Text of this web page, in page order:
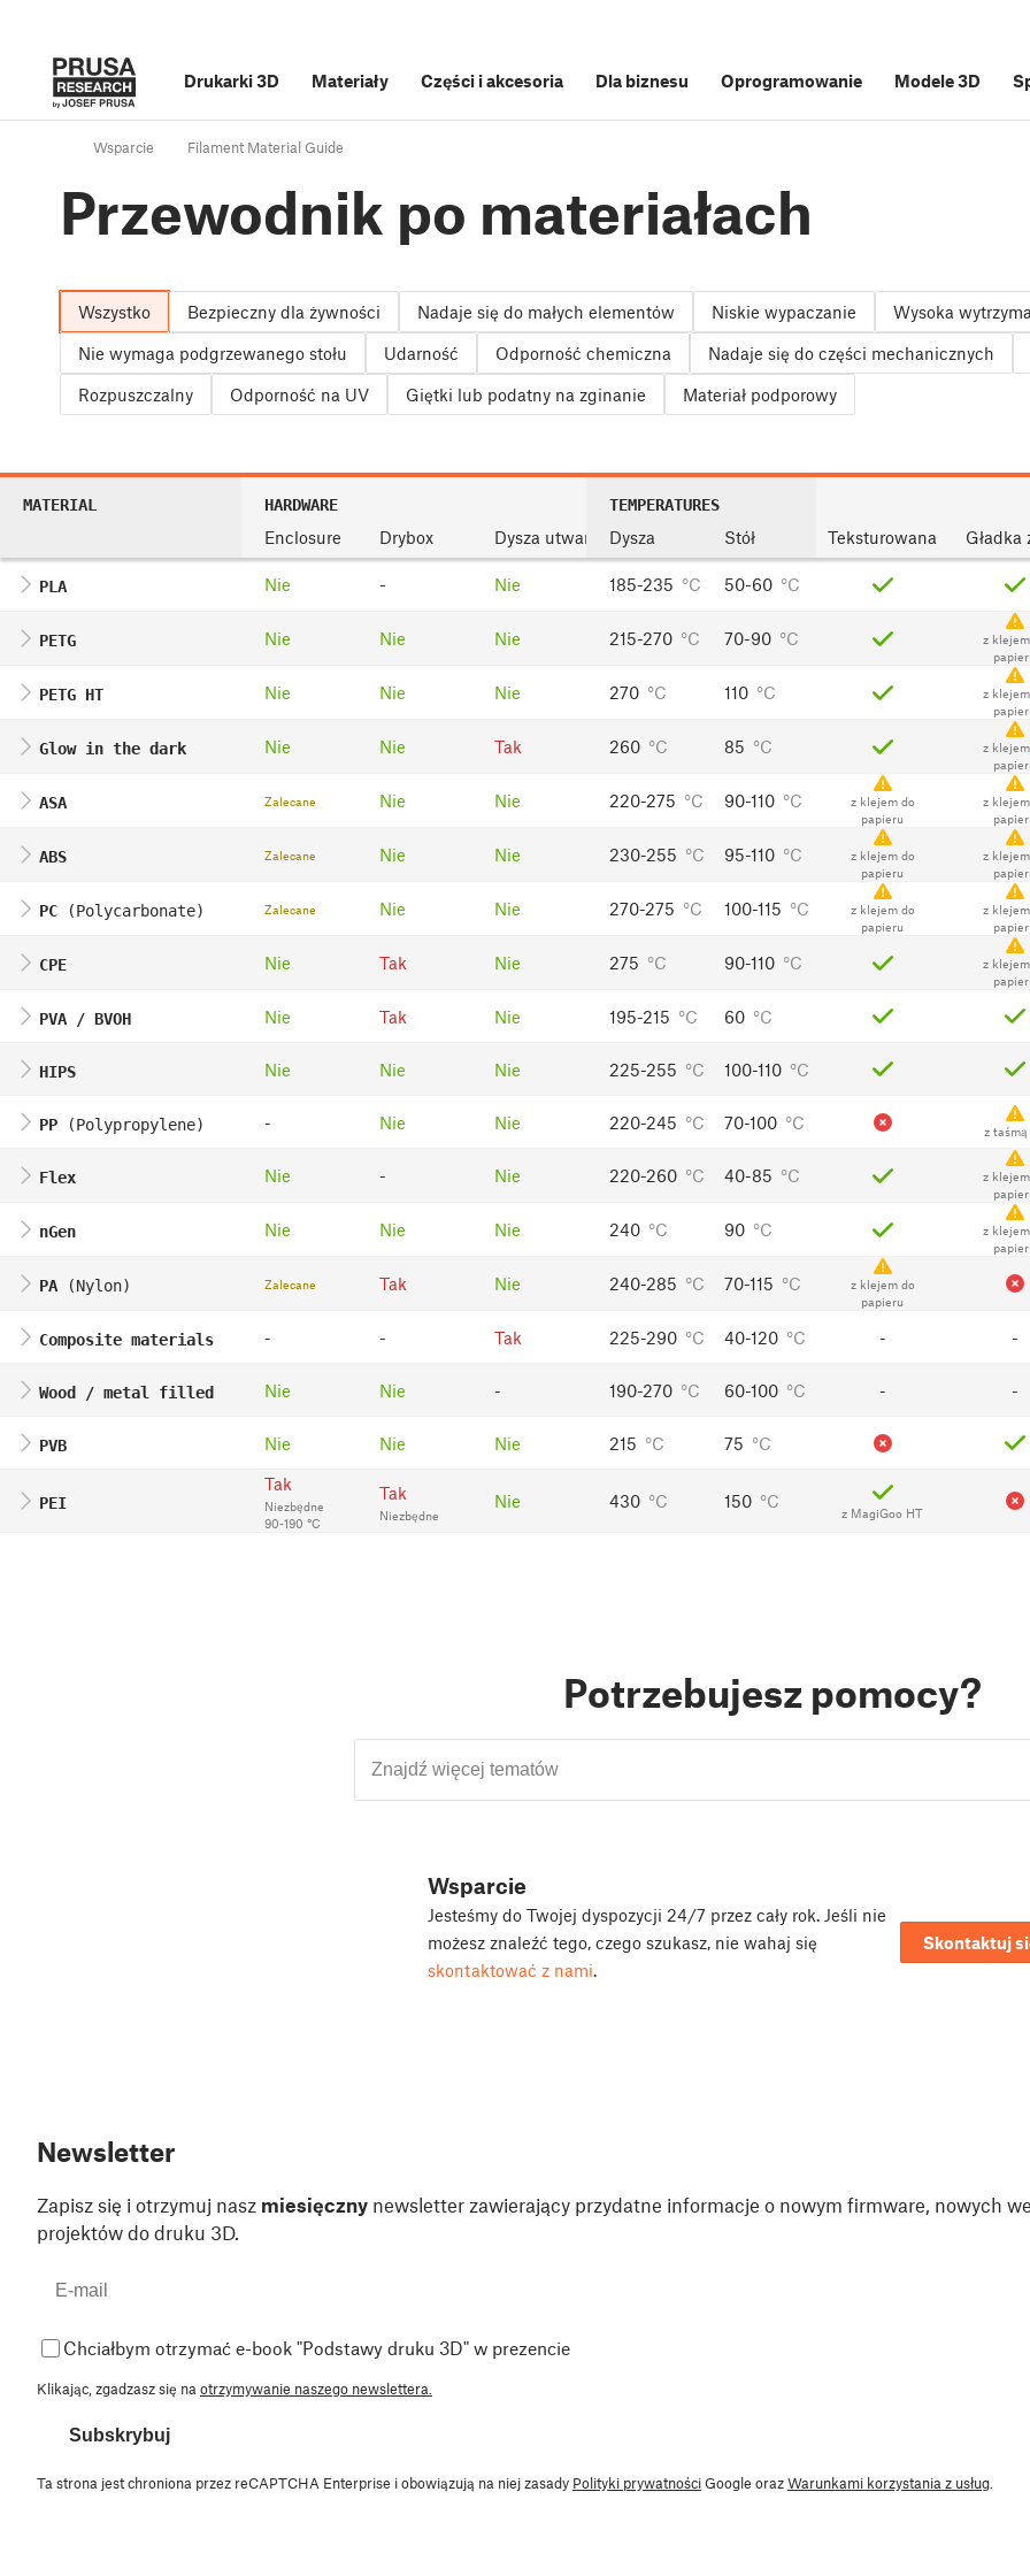
Drukarki 3D Materiały Części i akcesoria Dla biznesu Oprogramowanie Modele 3D
Wsparcie Filament Material Guide
Przewodnik po materiałach
Wszystko Bezpieczny dla żywności Nadaje się do małych elementów Niskie wypaczanie
Wysoka
Nie wymaga podgrzewanego stołu
Udarność Odporność chemiczna Nadaje się do części mechanicznych
Rozpuszczalny
Odporność na UV Giętki lub podatny na zginanie Materiał podporowy
MATERIAL HARDWARE TEMPERATURES
Enclosure Drybox Dysza utwardzana
Dysza Stół Teksturowana Gładka
PLA Nie - Nie 185-235 °C 50-60 °C
PETG Nie Nie Nie 215-270 °C 70-90 °C
z
PETG HT Nie Nie Nie 270 °C 110 °C
z
Glow in the dark Nie Nie Tak 260 °C 85 °C
z
ASA Zalecane Nie Nie 220-275 °C 90-110 °C
z klejem do
papieru
z
ABS Zalecane Nie Nie 230-255 °C 95-110 °C
z klejem do
papieru
z
PC (Polycarbonate) Zalecane Nie Nie 270-275 °C 100-115 °C
z klejem do
papieru
z
CPE Nie Tak Nie 275 °C 90-110 °C
z
PVA / BVOH Nie Tak Nie 195-215 °C 60 °C
HIPS Nie Nie Nie 225-255 °C 100-110 °C
PP (Polypropylene) - Nie Nie 220-245 °C 70-100 °C z taśmą
Flex Nie - Nie 220-260 °C 40-85 °C
z
nGen Nie Nie Nie 240 °C 90 °C
z
PA (Nylon) Zalecane Tak Nie 240-285 °C 70-115 °C
z klejem do
papieru
Composite materials - - Tak 225-290 °C 40-120 °C - -
Wood / metal filled Nie Nie - 190-270 °C 60-100 °C - -
PVB Nie Nie Nie 215 °C 75 °C
PEI
Tak
Niezbędne
90-190 °C
Tak
Niezbędne
Nie 430 °C 150 °C
z MagiGoo HT
Potrzebujesz pomocy?
Wsparcie
Jesteśmy do Twojej dyspozycji 24/7 przez cały rok. Jeśli nie
możesz znaleźć tego, czego szukasz, nie wahaj się
skontaktować z nami.
Skontaktuj
Newsletter
Zapisz się i otrzymuj nasz miesięczny newsletter zawierający przydatne informacje o nowym firmware, nowych
projektów do druku 3D.
Chciałbym otrzymać e-book "Podstawy druku 3D" w prezencie
Klikając, zgadzasz się na otrzymywanie naszego newslettera.
Subskrybuj
Ta strona jest chroniona przez reCAPTCHA Enterprise i obowiązują na niej zasady Polityki prywatnościGoogle orazWarunkami korzystania z usług